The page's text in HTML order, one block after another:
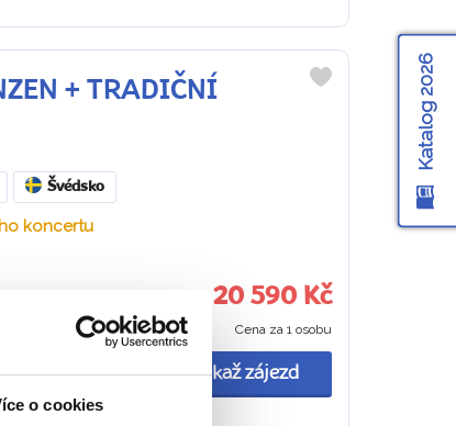
o cookies
+ TRADIČNÍ
Švédsko
koncertu
20 590 Kč
Cena za 1 osobu
Ukaž zájezd
Katalog 2026